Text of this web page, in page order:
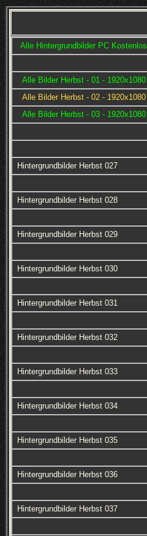
Alle Hintergrundbilder PC Kostenlos
Alle Bilder Herbst - 01 - 1920x1080
Alle Bilder Herbst - 02 - 1920x1080
Alle Bilder Herbst - 03 - 1920x1080
Hintergrundbilder Herbst 027
Hintergrundbilder Herbst 028
Hintergrundbilder Herbst 029
Hintergrundbilder Herbst 030
Hintergrundbilder Herbst 031
Hintergrundbilder Herbst 032
Hintergrundbilder Herbst 033
Hintergrundbilder Herbst 034
Hintergrundbilder Herbst 035
Hintergrundbilder Herbst 036
Hintergrundbilder Herbst 037